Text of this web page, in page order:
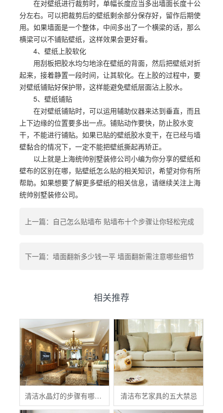
在对壁纸进行裁剪时，单幅长度应当多出墙面长度十公
分左右。可以把裁剪后的壁纸剩余部分保存好，留作后期使
用。如果墙面是一个整体，中间多出了一个横梁的话，那么
横梁可以不铺贴壁纸，这样效果会更好看。
4、壁纸上胶软化
用刮板把胶水均匀地涂在壁纸的背面，然后把壁纸对折
起来，接着静置一段时间，让其软化。在上胶的过程中，要
对壁纸铺贴好保护带，这样能避免壁纸层面沾上胶水。
5、壁纸铺贴
在对壁纸铺贴时，可以运用辅助仪器来达到垂直，而且
上下边缘的位置要多出一点。铺贴动作要快，防止胶水变
干，不能进行铺贴。如果已贴的壁纸胶水变干，在已经与墙
壁黏合的情况下，一定不能把壁纸撕起再矫正。
以上就是上海统帅别墅装修公司小编为你分享的壁纸和
壁布的区别在哪，贴壁纸怎么贴的相关知识，希望对你有所
帮助。如果想要了解更多壁纸的相关信息，请继续关注上海
统帅别墅装修公司。
上一篇：自己怎么贴墙布 贴墙布十个步骤让你轻松完成
下一篇：墙面翻新多少钱一平 墙面翻新需注意哪些细节
相关推荐
清洁水晶灯的步骤有哪些？ 清洁布艺家具的五大禁忌